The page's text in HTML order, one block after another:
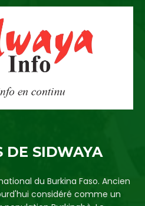
DE SIDWAYA
du Burkina Faso. Ancien
considéré comme un